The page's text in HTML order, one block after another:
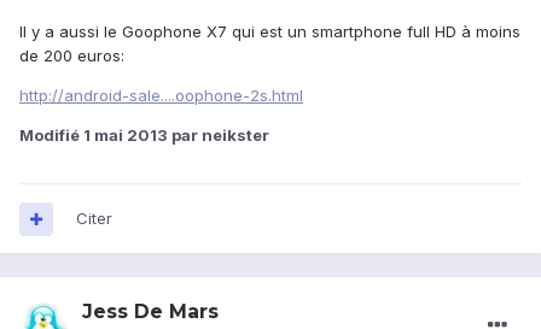
Il y a aussi le Goophone X7 qui est un smartphone full HD à moins
de 200 euros:
http://android-sale....oophone-2s.html
Modifié 1 mai 2013 par neikster
Citer
Jess De Mars